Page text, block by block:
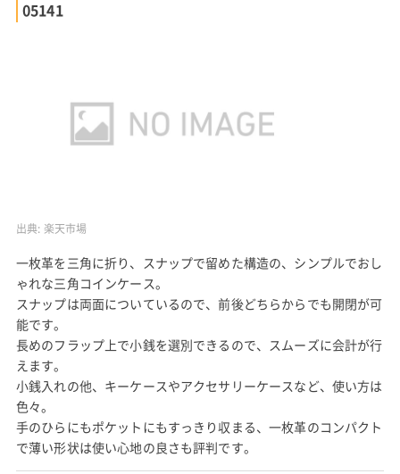
05141
出典: 楽天市場
一枚革を三角に折り、スナップで留めた構造の、シンプルでおし
ゃれな三角コインケース。
スナップは両面についているので、前後どちらからでも開閉が可
能です。
長めのフラップ上で小銭を選別できるので、スムーズに会計が行
えます。
小銭入れの他、キーケースやアクセサリーケースなど、使い方は
色々。
手のひらにもポケットにもすっきり収まる、一枚革のコンパクト
で薄い形状は使い心地の良さも評判です。